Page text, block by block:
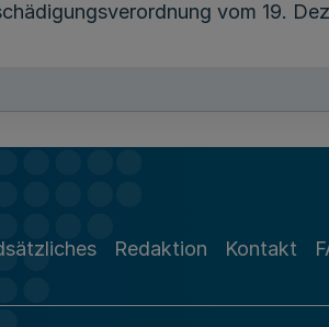
vom 19.
1 Buchstabe a werden
Redaktion Kontakt